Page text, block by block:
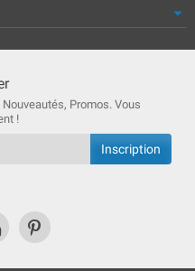
Promos. Vous
!